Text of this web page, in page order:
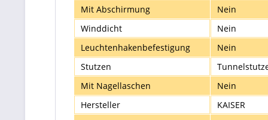
Mit Abschirmung
Nein
Winddicht
Nein
Leuchtenhakenbefestigung
Nein
Stutzen
Mit Nagellaschen
Nein
Hersteller
KAISER